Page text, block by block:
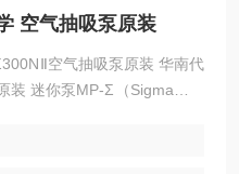
空气抽吸泵原装
空气抽吸泵原装 华南代
）系
据流量范围，可提供三种基